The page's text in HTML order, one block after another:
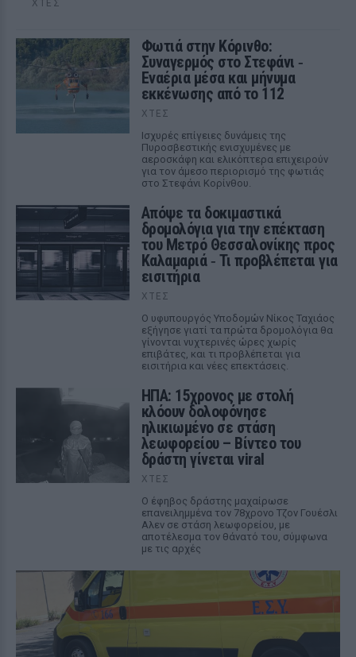
ΧΤΕΣ
Φωτιά στην Κόρινθο:
Συναγερμός στο Στεφάνι ‑
Εναέρια μέσα και μήνυμα
εκκένωσης από το 112
ΧΤΕΣ
Ισχυρές επίγειες δυνάμεις της
Πυροσβεστικής ενισχυμένες με
αεροσκάφη και ελικόπτερα επιχειρούν
για τον άμεσο περιορισμό της φωτιάς
στο Στεφάνι Κορίνθου.
Απόψε τα δοκιμαστικά
δρομολόγια για την επέκταση
του Μετρό Θεσσαλονίκης προς
Καλαμαριά ‑ Τι προβλέπεται για
εισιτήρια
ΧΤΕΣ
Ο υφυπουργός Υποδομών Νίκος Ταχιάος
εξήγησε γιατί τα πρώτα δρομολόγια θα
γίνονται νυχτερινές ώρες χωρίς
επιβάτες, και τι προβλέπεται για
εισιτήρια και νέες επεκτάσεις.
ΗΠΑ: 15χρονος με στολή
κλόουν δολοφόνησε
ηλικιωμένο σε στάση
λεωφορείου – Βίντεο του
δράστη γίνεται viral
ΧΤΕΣ
Ο έφηβος δράστης μαχαίρωσε
επανειλημμένα τον 78χρονο Τζον Γουέσλι
Αλεν σε στάση λεωφορείου, με
αποτέλεσμα τον θάνατό του, σύμφωνα
με τις αρχές